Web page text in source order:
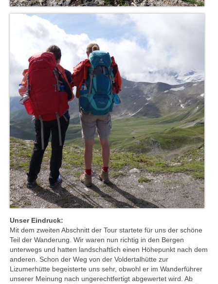
Unser Eindruck:
Mit dem zweiten Abschnitt der Tour startete für uns der schöne
Teil der Wanderung. Wir waren nun richtig in den Bergen
unterwegs und hatten landschaftlich einen Höhepunkt nach dem
anderen. Schon der Weg von der Voldertalhütte zur
Lizumerhütte begeisterte uns sehr, obwohl er im Wanderführer
unserer Meinung nach ungerechtfertigt abgewertet wird. Ab